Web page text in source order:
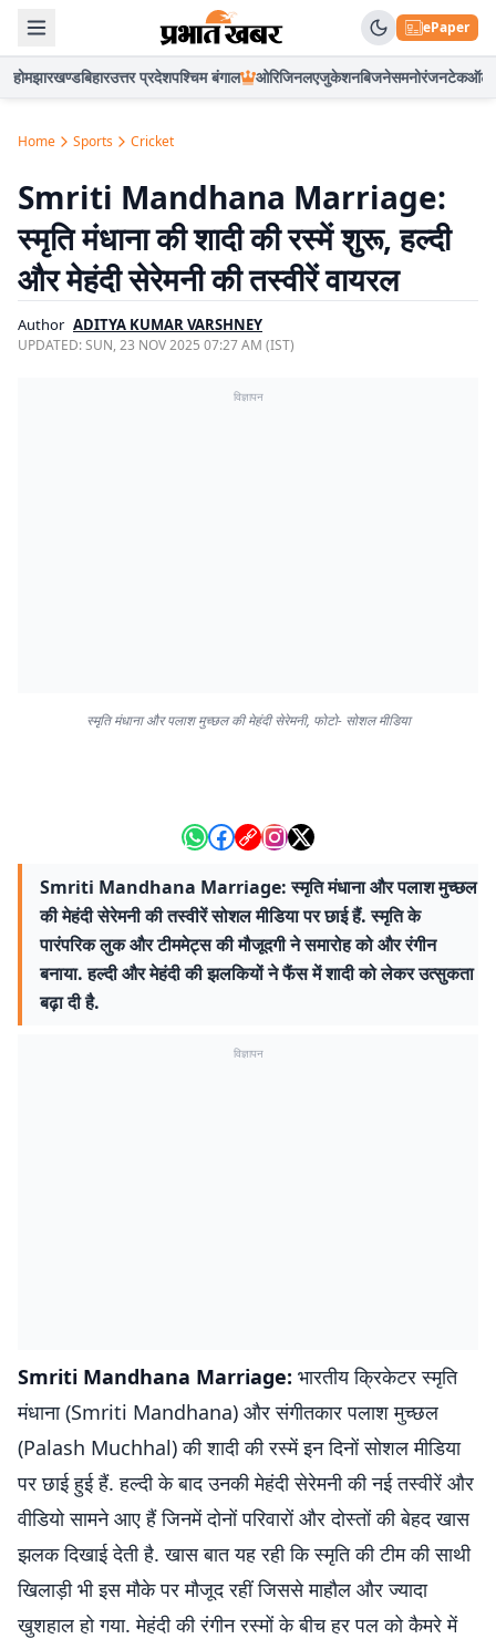
ePaper
होमझारखण्डबिहारउत्तर प्रदेशपश्चिम बंगाल ओरिजिनलएजुकेशनबिजनेसमनोरंजनटेकऑटो
Home Sports Cricket
Smriti Mandhana Marriage:
स्मृति मंधाना की शादी की रस्में शुरू, हल्दी
और मेहंदी सेरेमनी की तस्वीरें वायरल
Author ADITYA KUMAR VARSHNEY
UPDATED:SUN, 23 NOV 2025 07:27 AM (IST)
विज्ञापन
स्मृति मंधाना और पलाश मुच्छल की मेहंदी सेरेमनी, फोटो- सोशल मीडिया
Smriti Mandhana Marriage: स्मृति मंधाना और पलाश मुच्छल
की मेहंदी सेरेमनी की तस्वीरें सोशल मीडिया पर छाई हैं. स्मृति के
पारंपरिक लुक और टीममेट्स की मौजूदगी ने समारोह को और रंगीन
बनाया. हल्दी और मेहंदी की झलकियों ने फैंस में शादी को लेकर उत्सुकता
बढ़ा दी है.
विज्ञापन
Smriti Mandhana Marriage: भारतीय क्रिकेटर स्मृति
मंधाना (Smriti Mandhana) और संगीतकार पलाश मुच्छल
(Palash Muchhal) की शादी की रस्में इन दिनों सोशल मीडिया
पर छाई हुई हैं. हल्दी के बाद उनकी मेहंदी सेरेमनी की नई तस्वीरें और
वीडियो सामने आए हैं जिनमें दोनों परिवारों और दोस्तों की बेहद खास
झलक दिखाई देती है. खास बात यह रही कि स्मृति की टीम की साथी
खिलाड़ी भी इस मौके पर मौजूद रहीं जिससे माहौल और ज्यादा
खुशहाल हो गया. मेहंदी की रंगीन रस्मों के बीच हर पल को कैमरे में